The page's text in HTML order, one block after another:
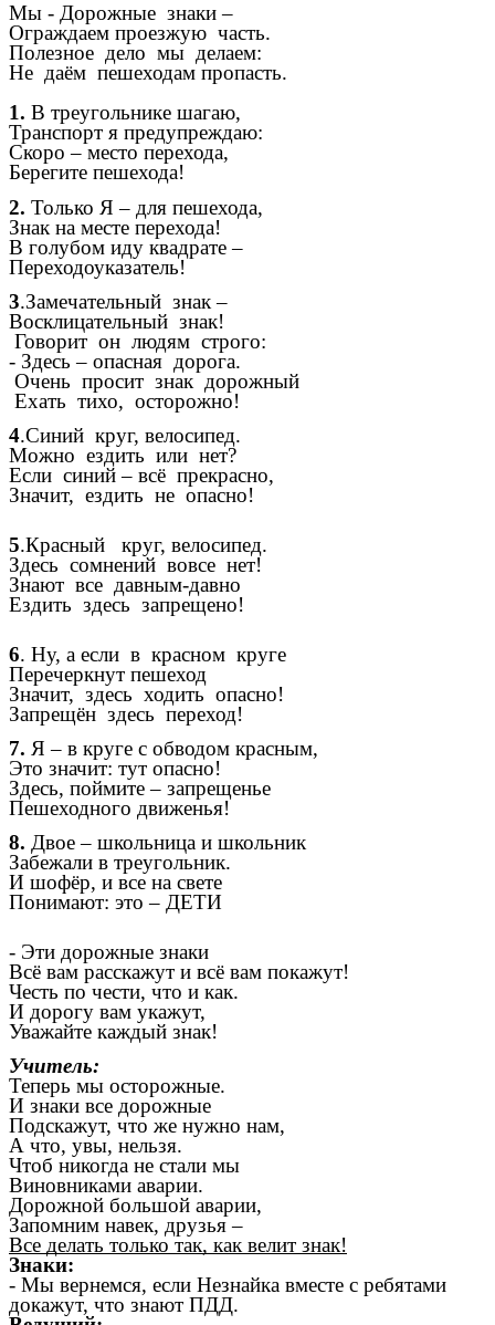
Мы - Дорожные знаки –
Ограждаем проезжую часть.
Полезное дело мы делаем:
Не даём пешеходам пропасть.
1. В треугольнике шагаю,
Транспорт я предупреждаю:
Скоро – место перехода,
Берегите пешехода!
2. Только Я – для пешехода,
Знак на месте перехода!
В голубом иду квадрате –
Переходоуказатель!
3.Замечательный знак –
Восклицательный знак!
Говорит он людям строго:
- Здесь – опасная дорога.
Очень просит знак дорожный
Ехать тихо, осторожно!
4.Синий круг, велосипед.
Можно ездить или нет?
Если синий – всё прекрасно,
Значит, ездить не опасно!
5.Красный круг, велосипед.
Здесь сомнений вовсе нет!
Знают все давным-давно
Ездить здесь запрещено!
6. Ну, а если в красном круге
Перечеркнут пешеход
Значит, здесь ходить опасно!
Запрещён здесь переход!
7. Я – в круге с обводом красным,
Это значит: тут опасно!
Здесь, поймите – запрещенье
Пешеходного движенья!
8. Двое – школьница и школьник
Забежали в треугольник.
И шофёр, и все на свете
Понимают: это – ДЕТИ
- Эти дорожные знаки
Всё вам расскажут и всё вам покажут!
Честь по чести, что и как.
И дорогу вам укажут,
Уважайте каждый знак!
Учитель:
Теперь мы осторожные.
И знаки все дорожные
Подскажут, что же нужно нам,
А что, увы, нельзя.
Чтоб никогда не стали мы
Виновниками аварии.
Дорожной большой аварии,
Запомним навек, друзья –
Все делать только так, как велит знак!
Знаки:
- Мы вернемся, если Незнайка вместе с ребятами
докажут, что знают ПДД.